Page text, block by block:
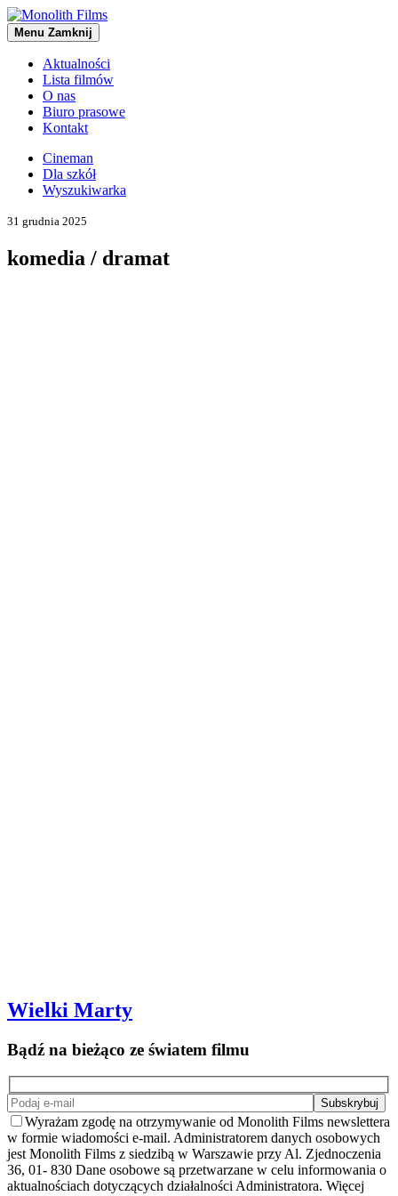
Menu Zamknij
Aktualności
Lista filmów
O nas
Biuro prasowe
Kontakt
Cineman
Dla szkół
Wyszukiwarka
31 grudnia 2025
komedia / dramat
Wielki Marty
Bądź na bieżąco ze światem filmu
Wyrażam zgodę na otrzymywanie od Monolith Films newslettera
w formie wiadomości e-mail. Administratorem danych osobowych
jest Monolith Films z siedzibą w Warszawie przy Al. Zjednoczenia
36, 01- 830 Dane osobowe są przetwarzane w celu informowania o
aktualnościach dotyczących działalności Administratora. Więcej